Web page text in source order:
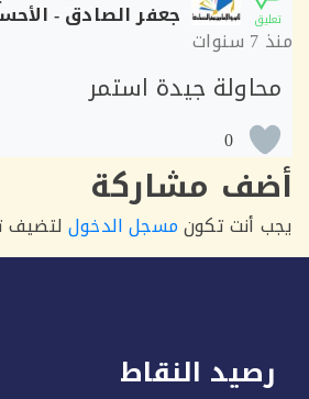
جعفر الصادق - الأحساء:
جيدة استمر
0
مشاركة
تكونمسجل الدخوللتضيف
النقاط